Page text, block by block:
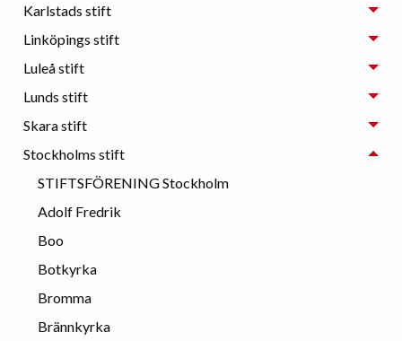
Karlstads stift
Linköpings stift
Luleå stift
Lunds stift
Skara stift
Stockholms stift
STIFTSFÖRENING Stockholm
Adolf Fredrik
Boo
Botkyrka
Bromma
Brännkyrka